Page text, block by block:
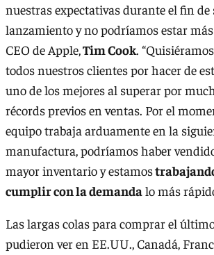
nuestras expectativas durante el fin de
lanzamiento y no podríamos estar más
CEO de Apple,Tim Cook.
todos nuestros clientes por hacer de
uno de los mejores al superar por
récords previos en ventas. Por el
equipo trabaja arduamente en la
manufactura, podríamos haber
mayor inventario y estamos
cumplir con la demandalo más
Las largas colas para comprar el
pudieron ver en EE.UU., Canadá,